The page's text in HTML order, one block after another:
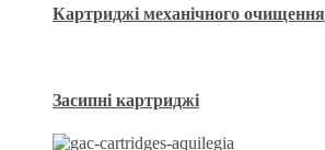
Картриджі механічного очищення
Засипні картриджі